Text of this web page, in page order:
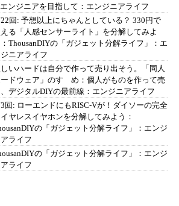
ンジニアを目指して：エンジニアライフ
回: 予想以上にちゃんとしている？ 330円で
る「人感センサーライト」を分解してみよ
：ThousanDIYの「ガジェット分解ライフ」：エ
ニアライフ
いハードは自分で作って売り出そう。「同人
ドウェア」のすゝめ：個人がものを作って売
デジタルDIYの最前線：エンジニアライフ
回: ローエンドにもRISC-Vが！ダイソーの完全
ヤレスイヤホンを分解してみよう：
の「ガジェット分解ライフ」：エンジ
ライフ
の「ガジェット分解ライフ」：エンジ
ライフ